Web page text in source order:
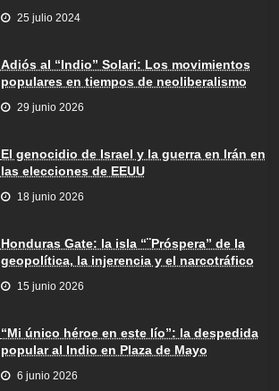
25 julio 2024
Adiós al “Indio” Solari: Los movimientos
populares en tiempos de neoliberalismo
29 junio 2026
El genocidio de Israel y la guerra en Irán en
las elecciones de EEUU
18 junio 2026
Honduras Gate: la isla “¨Próspera” de la
geopolítica, la injerencia y el narcotráfico
15 junio 2026
“Mi único héroe en este lío”: la despedida
popular al Indio en Plaza de Mayo
6 junio 2026